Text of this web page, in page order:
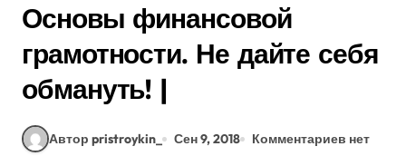
Основы финансовой
грамотности. Не дайте себя
обмануть! |
Автор pristroykin_ Сен 9, 2018 Комментариев нет